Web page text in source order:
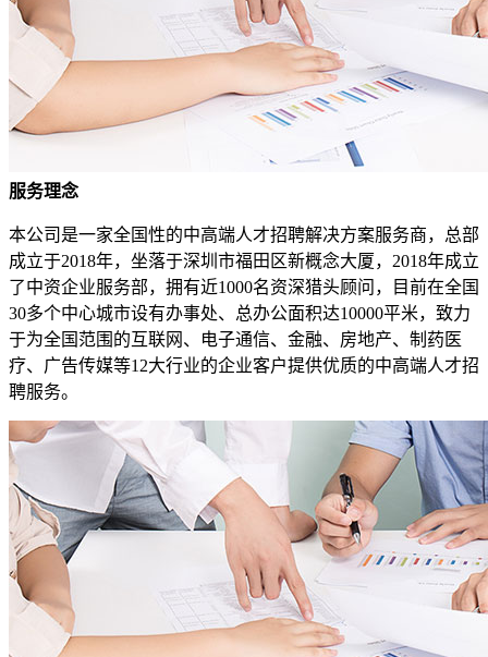
服务理念
本公司是一家全国性的中高端人才招聘解决方案服务商，总部
成立于2018年，坐落于深圳市福田区新概念大厦，2018年成立
了中资企业服务部，拥有近1000名资深猎头顾问，目前在全国
30多个中心城市设有办事处、总办公面积达10000平米，致力
于为全国范围的互联网、电子通信、金融、房地产、制药医
疗、广告传媒等12大行业的企业客户提供优质的中高端人才招
聘服务。